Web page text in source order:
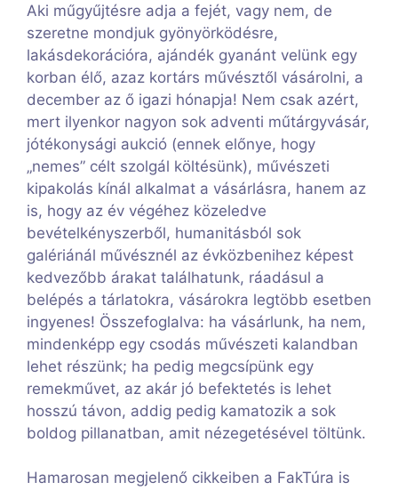
Aki műgyűjtésre adja a fejét, vagy nem, de
szeretne mondjuk gyönyörködésre,
lakásdekorációra, ajándék gyanánt velünk egy
korban élő, azaz kortárs művésztől vásárolni, a
december az ő igazi hónapja! Nem csak azért,
mert ilyenkor nagyon sok adventi műtárgyvásár,
jótékonysági aukció (ennek előnye, hogy
„nemes” célt szolgál költésünk), művészeti
kipakolás kínál alkalmat a vásárlásra, hanem az
is, hogy az év végéhez közeledve
bevételkényszerből, humanitásból sok
galériánál művésznél az évközbenihez képest
kedvezőbb árakat találhatunk, ráadásul a
belépés a tárlatokra, vásárokra legtöbb esetben
ingyenes! Összefoglalva: ha vásárlunk, ha nem,
mindenképp egy csodás művészeti kalandban
lehet részünk; ha pedig megcsípünk egy
remekművet, az akár jó befektetés is lehet
hosszú távon, addig pedig kamatozik a sok
boldog pillanatban, amit nézegetésével töltünk.
Hamarosan megjelenő cikkeiben a FakTúra is